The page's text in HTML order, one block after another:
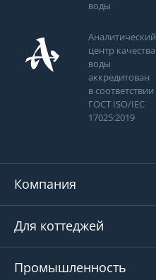
воды
Аналитический
центр качества
воды
аккредитован
в соответствии
ГОСТ ISO/IEC
17025:2019
Компания
Для коттеджей
Промышленность